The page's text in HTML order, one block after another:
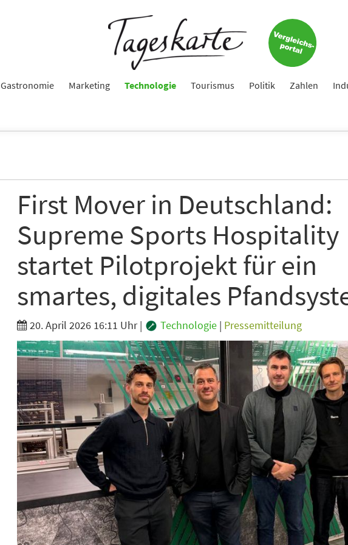
Gastronomie Marketing Technologie Tourismus Politik Zahlen
First Mover in Deutschland:
Supreme Sports Hospitality
startet Pilotprojekt für ein
smartes, digitales
20. April 2026 16:11 Uhr| Technologie | Pressemitteilung